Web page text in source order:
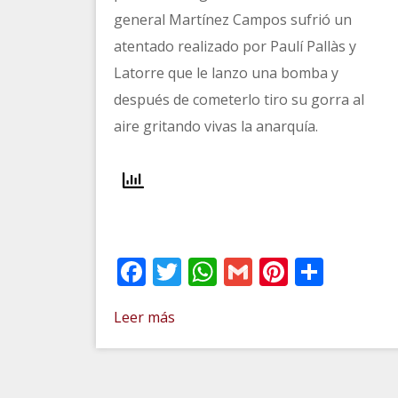
general Martínez Campos sufrió un
atentado realizado por Paulí Pallàs y
Latorre que le lanzo una bomba y
después de cometerlo tiro su gorra al
aire gritando vivas la anarquía.
Facebook
Twitter
WhatsApp
GmailPinterest
Leer más